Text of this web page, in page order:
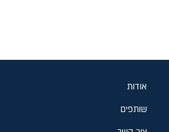
אודות
שותפים